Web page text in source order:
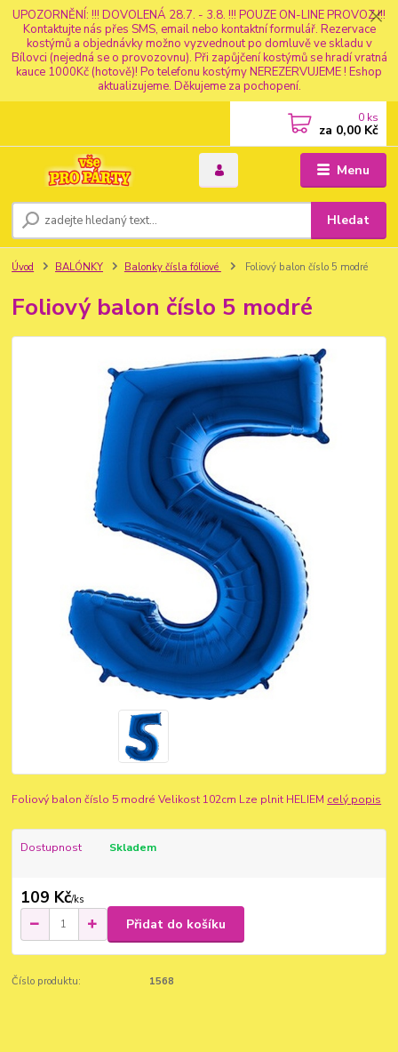
UPOZORNĚNÍ: !!! DOVOLENÁ 28.7. - 3.8. !!! POUZE ON-LINE PROVOZ !!!
Kontaktujte nás přes SMS, email nebo kontaktní formulář. Rezervace
kostýmů a objednávky možno vyzvednout po domluvě ve skladu v
Bílovci (nejedná se o provozovnu). Při zapůjčení kostýmů se hradí vratná
kauce 1000Kč (hotově)! Po telefonu kostýmy NEREZERVUJEME ! Eshop
aktualizujeme. Děkujeme za pochopení.
Menu
Hledat
0 ks
za 0,00 Kč
Úvod BALÓNKY Balonky čísla fóliové Foliový balon číslo 5 modré
Foliový balon číslo 5 modré
Foliový balon číslo 5 modré Velikost 102cm Lze plnit HELIEM celý popis
Dostupnost Skladem
109 Kč/ks
Přidat do košíku
Číslo produktu: 1568